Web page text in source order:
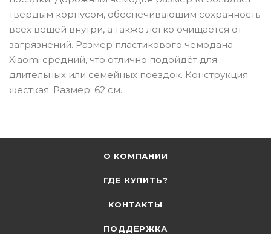
твёрдым корпусом, обеспечивающим сохранность
всех вещей внутри, а также легко очищается от
загрязнений. Размер пластикового чемодана
Xiaomi средний, что отлично подойдёт для
длительных или семейных поездок. Конструкция:
жесткая. Размер: 62 см.
О КОМПАНИИ
ГДЕ КУПИТЬ?
КОНТАКТЫ
ПОДДЕРЖКА